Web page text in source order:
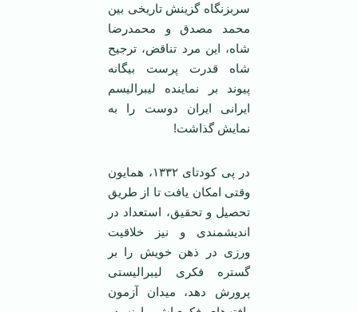
سربزنگاه گزینش تاریخی بین
محمد مصدق و محمدرضا
شاه، این مرد تناقض، ترجیح
شاه قدرت پرست بیگانه
پیوند بر نماینده لیبرالیسم
ایرانی ایران دوست را به
نمایش گذاشت!
در پی کودتای ۱۳۳۲، همایون
وقتی امکان یافت تا از طریق
تحصیل و تحقیق، استعداد در
اندیشمندی و نیز خلاقیت
ورزی در ذهن خویش را بر
گستره فکری لیبرالیستی
پرورش دهد، میدان آزمون